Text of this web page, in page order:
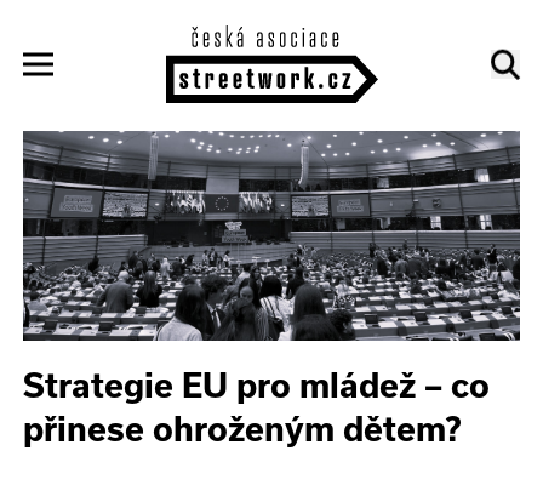
Strategie EU pro mládež – co
přinese ohroženým dětem?